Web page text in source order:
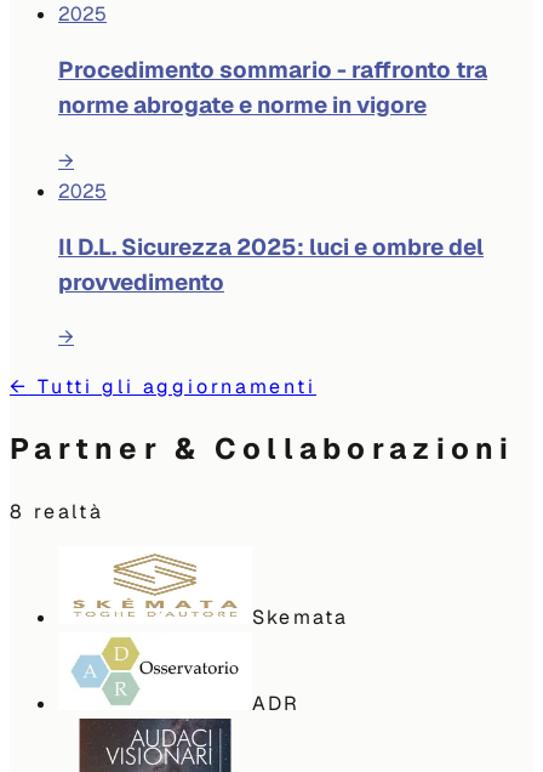
2025
Procedimento sommario - raffronto tra
norme abrogate e norme in vigore
→
2025
Il D.L. Sicurezza 2025: luci e ombre del
provvedimento
→
← Tutti gli aggiornamenti
Partner & Collaborazioni
8 realtà
Skemata
ADR